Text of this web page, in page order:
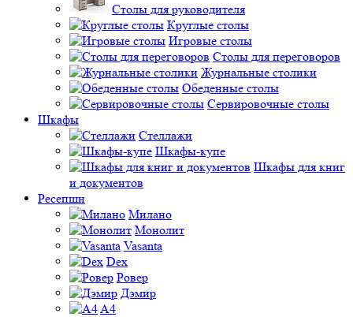
Столы для руководителя
Круглые столы
Игровые столы
Столы для переговоров
Журнальные столики
Обеденные столы
Сервировочные столы
Шкафы
Стеллажи
Шкафы-купе
Шкафы для книг
и документов
Ресепшн
Милано
Монолит
Vasanta
Dex
Ровер
Дэмир
A4